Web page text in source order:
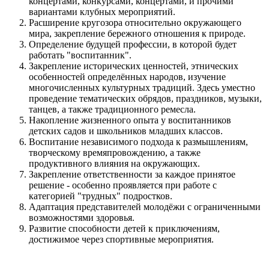
вариантами клубных мероприятий.
Расширение кругозора относительно окружающего
мира, закрепление бережного отношения к природе.
Определение будущей профессии, в которой будет
работать "воспитанник".
Закрепление исторических ценностей, этнических
особенностей определённых народов, изучение
многочисленных культурных традиций. Здесь уместно
проведение тематических обрядов, праздников, музыки,
танцев, а также традиционного ремесла.
Накопление жизненного опыта у воспитанников
детских садов и школьников младших классов.
Воспитание независимого подхода к размышлениям,
творческому времяпровождению, а также
продуктивного влияния на окружающих.
Закрепление ответственности за каждое принятое
решение - особенно проявляется при работе с
категорией "трудных" подростков.
Адаптация представителей молодёжи с ограниченными
возможностями здоровья.
Развитие способности детей к приключениям,
достижимое через спортивные мероприятия.